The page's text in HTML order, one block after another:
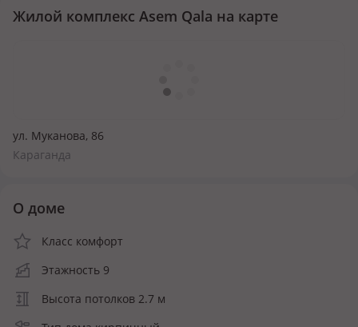
Жилой комплекс Asem Qala на карте
ул. Муканова, 86
Караганда
О доме
Класс комфорт
Этажность 9
Высота потолков 2.7 м